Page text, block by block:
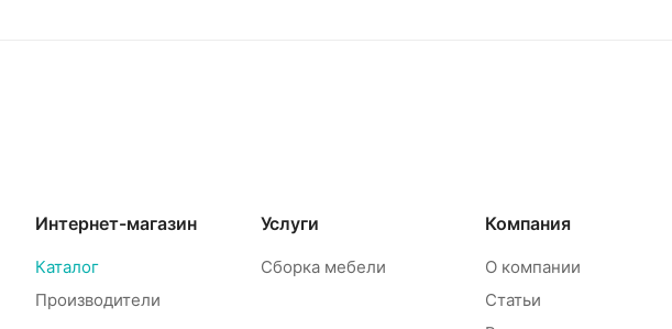
Интернет-магазин
Каталог
Производители
Услуги
Сборка мебели
Компания
О компании
Статьи